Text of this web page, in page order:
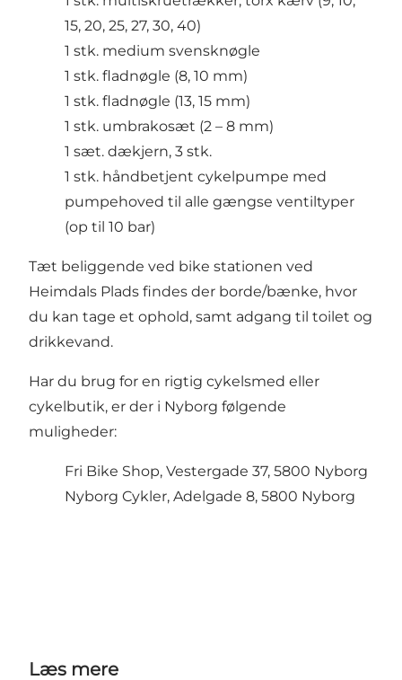
15, 20, 25, 27, 30, 40)
1 stk. medium svensknøgle
1 stk. fladnøgle (8, 10 mm)
1 stk. fladnøgle (13, 15 mm)
1 stk. umbrakosæt (2 – 8 mm)
1 sæt. dækjern, 3 stk.
1 stk. håndbetjent cykelpumpe med
pumpehoved til alle gængse ventiltyper
(op til 10 bar)
Tæt beliggende ved bike stationen ved
Heimdals Plads findes der borde/bænke, hvor
du kan tage et ophold, samt adgang til toilet og
drikkevand.
Har du brug for en rigtig cykelsmed eller
cykelbutik, er der i Nyborg følgende
muligheder:
Fri Bike Shop, Vestergade 37, 5800 Nyborg
Nyborg Cykler, Adelgade 8, 5800 Nyborg
Læs mere